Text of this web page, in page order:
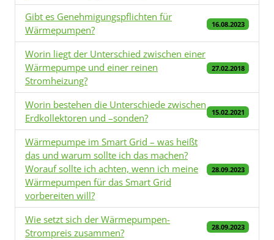
Gibt es Genehmigungspflichten für
Wärmepumpen?
16.08.2023
Worin liegt der Unterschied zwischen einer
Wärmepumpe und einer reinen
Stromheizung?
27.02.2018
Worin bestehen die Unterschiede zwischen
Erdkollektoren und –sonden?
15.02.2021
Wärmepumpe im Smart Grid – was heißt
das und warum sollte ich das machen?
Worauf sollte ich achten, wenn ich meine
Wärmepumpen für das Smart Grid
vorbereiten will?
28.09.2023
Wie setzt sich der Wärmepumpen-
Strompreis zusammen?
28.09.2023